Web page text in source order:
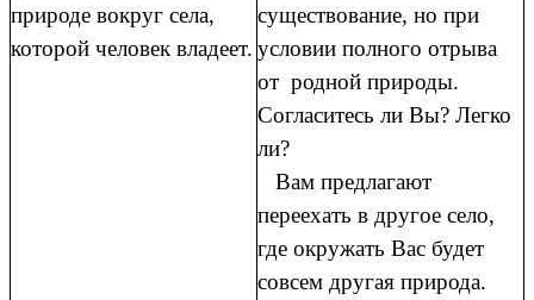
природе вокруг села,
которой человек владеет.
существование, но при
условии полного отрыва
от родной природы.
Согласитесь ли Вы? Легко
ли?
Вам предлагают
переехать в другое село,
где окружать Вас будет
совсем другая природа.